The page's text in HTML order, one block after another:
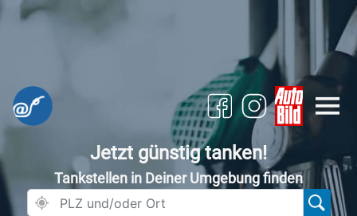
Jetzt günstig tanken!
Tankstellen in Deiner Umgebung finden